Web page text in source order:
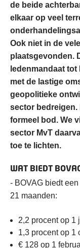
de beide
elkaar op veel
Ook niet in de
plaatsgevonden.
ledenmandaat
met de lastige
geopolitieke
sector bedreigen.
formeel bod. We
sector MvT
toe te lichten.
WAT BIEDT
- BOVAG biedt
21 maanden:
2,2 procent op 1
1,3 procent op 1
€ 128 op 1